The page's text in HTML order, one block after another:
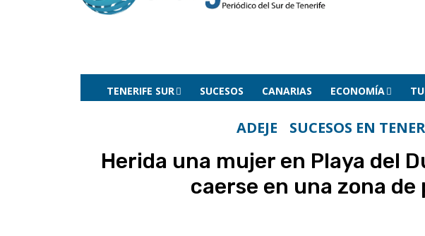
TENERIFE SUR SUCESOS CANARIAS ECONOMÍA
ADEJE SUCESOS EN
Herida una mujer en Playa del
caerse en una zona de